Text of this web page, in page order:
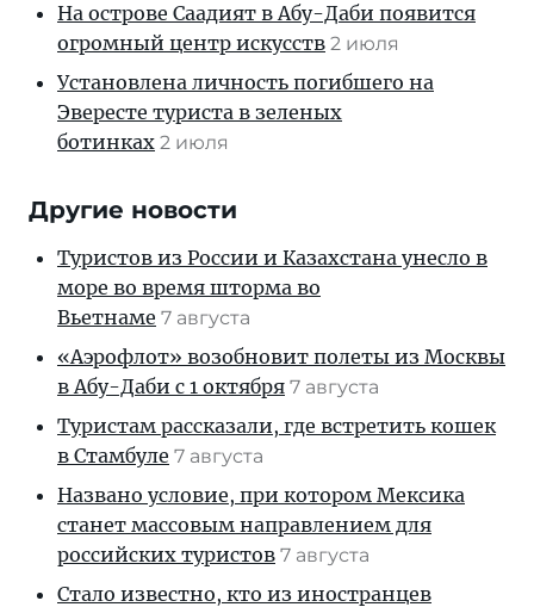
На острове Саадият в Абу-Даби появится
огромный центр искусств 2 июля
Установлена личность погибшего на
Эвересте туриста в зеленых
ботинках 2 июля
Другие новости
Туристов из России и Казахстана унесло в
море во время шторма во
Вьетнаме 7 августа
«Аэрофлот» возобновит полеты из Москвы
в Абу-Даби с 1 октября 7 августа
Туристам рассказали, где встретить кошек
в Стамбуле 7 августа
Названо условие, при котором Мексика
станет массовым направлением для
российских туристов 7 августа
Стало известно, кто из иностранцев